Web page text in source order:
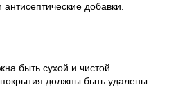
добавки.
быть сухой и чистой.
должны быть удалены.